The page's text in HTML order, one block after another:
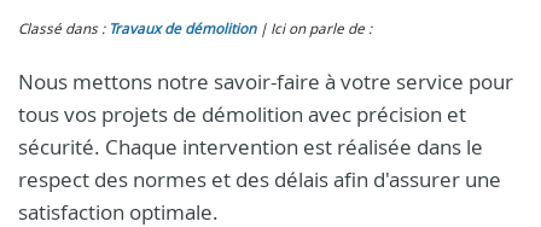
Classé dans : Travaux de démolition Ici on parle de :
Nous mettons notre savoir-faire à votre service pour
tous vos projets de démolition avec précision et
sécurité. Chaque intervention est réalisée dans le
respect des normes et des délais afin d'assurer une
satisfaction optimale.